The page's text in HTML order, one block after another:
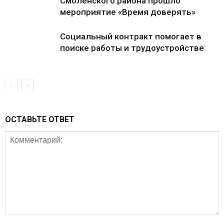
мероприятие «Время доверять»
Социальный контракт помогает в
поиске работы и трудоустройстве
ОСТАВЬТЕ ОТВЕТ